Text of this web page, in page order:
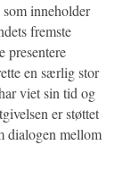
inneholder
fremste
presentere
en særlig stor
viet sin tid og
er støttet
dialogen mellom